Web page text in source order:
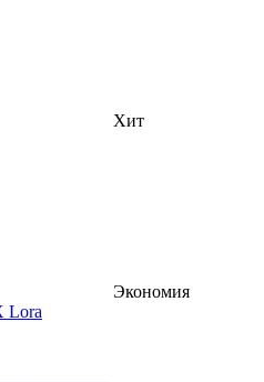
Хит
Экономия
Lora